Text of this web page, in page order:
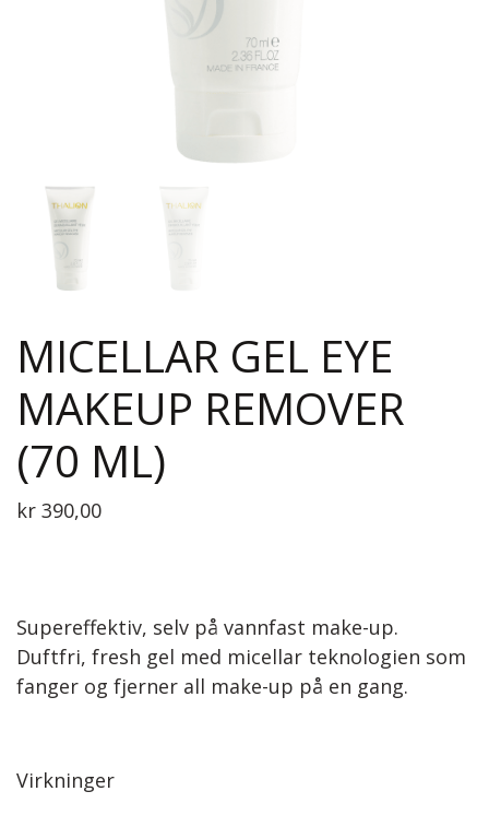
MICELLAR GEL EYE
MAKEUP REMOVER
(70 ML)
kr 390,00
Supereffektiv, selv på vannfast make-up.
Duftfri, fresh gel med micellar teknologien som
fanger og fjerner all make-up på en gang.
Virkninger